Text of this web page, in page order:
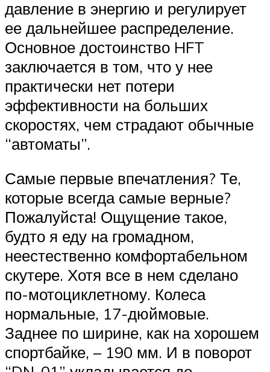
давление в энергию и регулирует
ее дальнейшее распределение.
Основное достоинство HFT
заключается в том, что у нее
практически нет потери
эффективности на больших
скоростях, чем страдают обычные
“автоматы”.
Самые первые впечатления? Те,
которые всегда самые верные?
Пожалуйста! Ощущение такое,
будто я еду на громадном,
неестественно комфортабельном
скутере. Хотя все в нем сделано
по-мотоциклетному. Колеса
нормальные, 17-дюймовые.
Заднее по ширине, как на хорошем
спортбайке, – 190 мм. И в поворот